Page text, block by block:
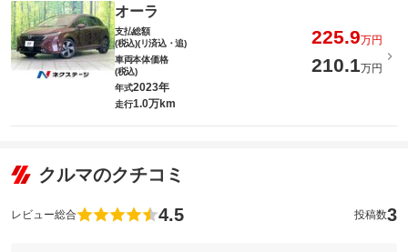
オーラ
支払総額
(税込)(リ済込・追)
225.9万円
車両本体価格
(税込)
210.1万円
年式2023年
走行1.0万km
クルマのクチコミ
レビュー総合 4.5 投稿数3